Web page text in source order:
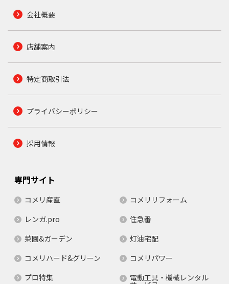
会社概要
店舗案内
特定商取引法
プライバシーポリシー
採用情報
専門サイト
コメリ産直
コメリリフォーム
レンガ.pro
住急番
菜園&ガーデン
灯油宅配
コメリハード&グリーン
コメリパワー
プロ特集
電動工具・機械レンタル